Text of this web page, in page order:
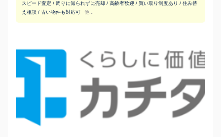
スピード査定 / 周りに知られずに売却 / 高齢者歓迎 / 買い取り制度あり / 住み替
え相談 / 古い物件も対応可
他...